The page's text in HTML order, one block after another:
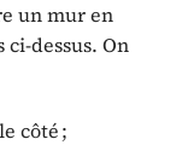
un mur en
dessus. On
côté ;